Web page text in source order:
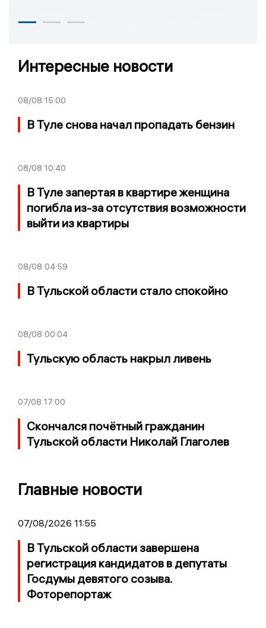
Интересные новости
08/08 15:00
В Туле снова начал пропадать бензин
08/08 10:40
В Туле запертая в квартире женщина
погибла из-за отсутствия возможности
выйти из квартиры
08/08 04:59
В Тульской области стало спокойно
08/08 00:04
Тульскую область накрыл ливень
07/08 17:00
Скончался почётный гражданин
Тульской области Николай Глаголев
Главные новости
07/08/2026 11:55
В Тульской области завершена
регистрация кандидатов в депутаты
Госдумы девятого созыва.
Фоторепортаж